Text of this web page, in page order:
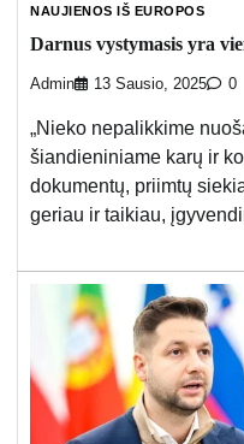
NAUJIENOS IŠ EUROPOS
Darnus vystymasis yra
Admin 13 Sausio, 2025 0
„Nieko nepalikkime
šiandieniniame karų ir
dokumentų, priimtų
geriau ir taikiau,